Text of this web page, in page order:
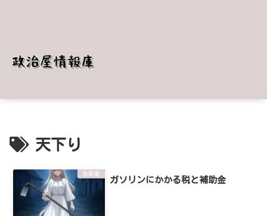
天下り
改革案
ガソリンにかかる税と補助金